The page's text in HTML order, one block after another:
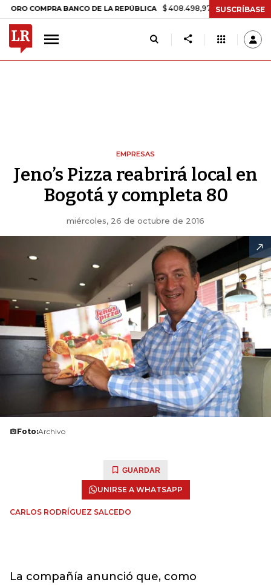
BANCO DE LA REPÚBLICA $ 408.498,97 +$ 8.753,81 +2,19%
SUSCRÍBASE
EMPRESAS
Jeno’s Pizza reabrirá local en
Bogotá y completa 80
miércoles, 26 de octubre de 2016
Foto:Archivo
GUARDAR
UNIRSE A WHATSAPP
CARLOS RODRÍGUEZ SALCEDO
La compañía anunció que, como